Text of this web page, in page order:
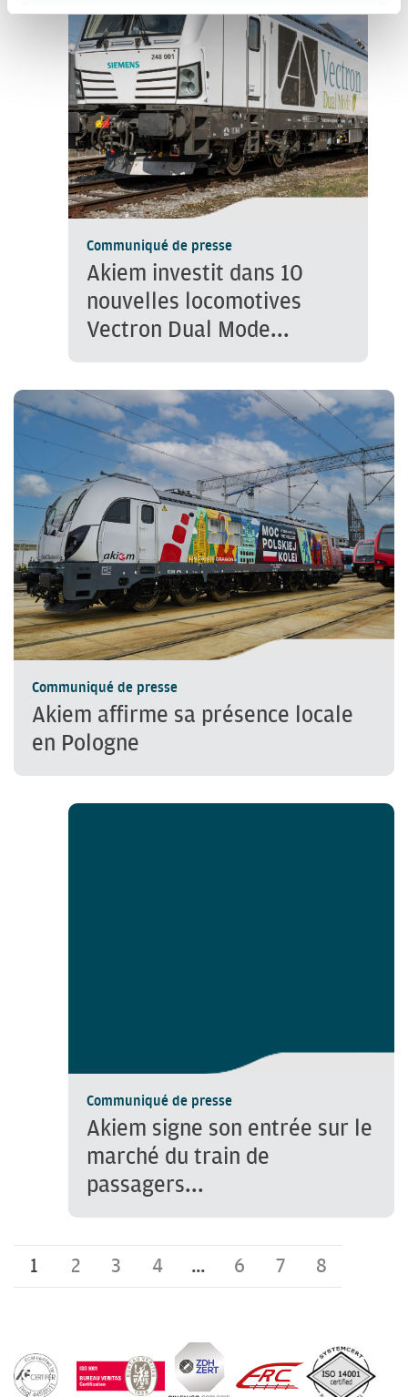
Communiqué de presse
Akiem investit dans 10
nouvelles locomotives
Vectron Dual Mode...
Communiqué de presse
Akiem affirme sa présence locale
en Pologne
Communiqué de presse
Akiem signe son entrée sur le
marché du train de
passagers...
1 2 3 4 … 6 7 8